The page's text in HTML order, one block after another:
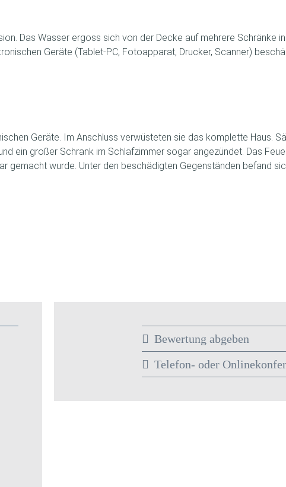
Das Wasser ergoss sich von der Decke auf mehrere Schränke
Geräte (Tablet-PC, Fotoapparat, Drucker, Scanner)
Geräte. Im Anschluss verwüsteten sie das komplette Haus.
ein großer Schrank im Schlafzimmer sogar angezündet. Das
wurde. Unter den beschädigten Gegenständen befand
Bewertung abgeben
Telefon- oder